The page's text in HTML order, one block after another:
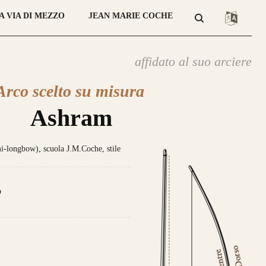
che contraddistingue
modello sono le
Tasso, Osage o Bambù,
.
VIA DI MEZZO JEAN MARIE COCHE
affidato al suo arciere
scelto su misura
Ashram
longbow), scuola J.M.Coche, stile